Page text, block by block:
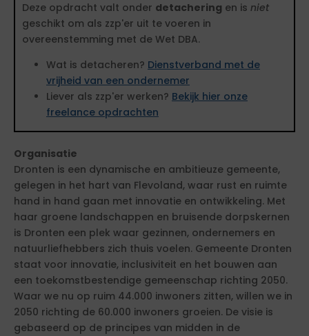
Deze opdracht valt onder detachering en is niet
geschikt om als zzp'er uit te voeren in
overeenstemming met de Wet DBA.
Wat is detacheren? Dienstverband met de
vrijheid van een ondernemer
Liever als zzp'er werken? Bekijk hier onze
freelance opdrachten
Organisatie
Dronten is een dynamische en ambitieuze gemeente,
gelegen in het hart van Flevoland, waar rust en ruimte
hand in hand gaan met innovatie en ontwikkeling. Met
haar groene landschappen en bruisende dorpskernen
is Dronten een plek waar gezinnen, ondernemers en
natuurliefhebbers zich thuis voelen. Gemeente Dronten
staat voor innovatie, inclusiviteit en het bouwen aan
een toekomstbestendige gemeenschap richting 2050.
Waar we nu op ruim 44.000 inwoners zitten, willen we in
2050 richting de 60.000 inwoners groeien. De visie is
gebaseerd op de principes van midden in de